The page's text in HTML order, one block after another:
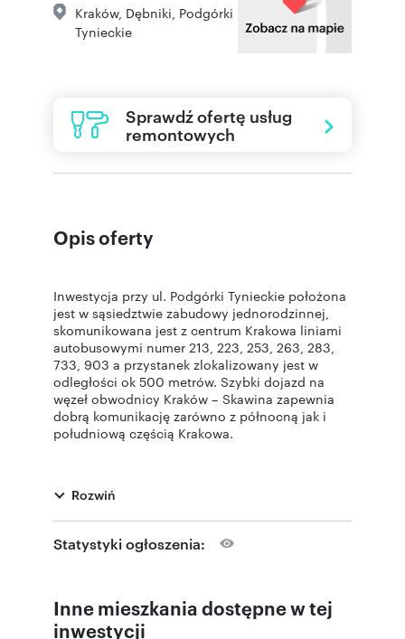
Kraków, Dębniki Podgórki
Tynieckie
Sprawdź ofertę usług
remontowych
Opis oferty
Inwestycja przy ul. Podgórki Tynieckie położona
jest w sąsiedztwie zabudowy jednorodzinnej,
skomunikowana jest z centrum Krakowa liniami
autobusowymi numer 213, 223, 253, 263, 283,
733, 903 a przystanek zlokalizowany jest w
odległości ok 500 metrów. Szybki dojazd na
węzeł obwodnicy Kraków – Skawina zapewnia
dobrą komunikację zarówno z północną jak i
południową częścią Krakowa.
spożywcze, KFC, paczkomat. Dodatkowo liczne
ścieżki rowerowe, spacerowe zlokalizowane w
Lesie Tynieckim pozwalają na aktywny
wypoczynek.
Pierwszy etap inwestycji składa się z 50
mieszkań o powierzchni od 37 m2 do 74 m2.
Rozwiń
Statystyki ogłoszenia:
Inne mieszkania dostępne w tej
inwestycji